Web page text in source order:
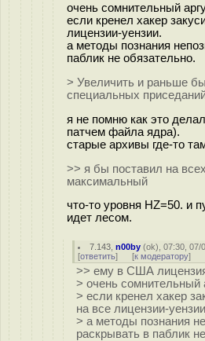
очень сомнительный
если кренел хакер
лицензии-уензии.
а методы познания
паблик не обязательно.
> Увеличить и раньше
специальных
я не помню как это
патчем файла ядра).
старые архивы где-то
>> я бы поставил на
максимальный
что-то уровня HZ=50. и
идет лесом.
7.143 ,n00by (ok), 07:30, 07/
[ответить] [к модератору]
>> ему в США
> очень сомнительный
> если кренел хакер
на все лицензии-
> а методы познания
раскрывать в паблик